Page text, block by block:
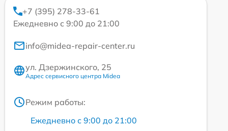
+7 (395) 278-33-61
Ежедневно с 9:00 до 21:00
info@midea-repair-center.ru
ул. Дзержинского, 25
Адрес сервисного центра Midea
Режим работы:
Ежедневно с 9:00 до 21:00